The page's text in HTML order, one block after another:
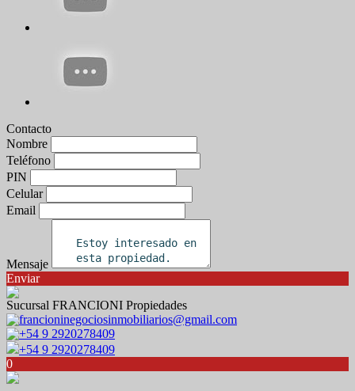
Contacto
Nombre
Teléfono
PIN
Celular
Email
Mensaje
Enviar
Sucursal FRANCIONI Propiedades
francioninegociosinmobiliarios@gmail.com
+54 9 2920278409
+54 9 2920278409
0